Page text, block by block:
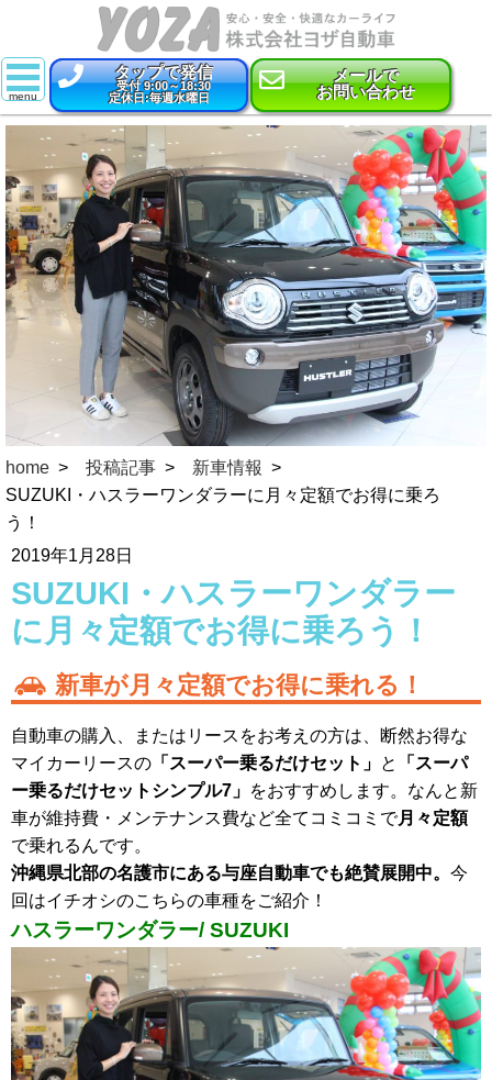
タップで発信
受付 9:00～18:30
定休日:毎週水曜日
メールで
お問い合わせ
スーパー乗るだけセット
新車
特選中古車
車検
点検・整備
鈑金・塗装
コーティング
保険
home 投稿記事
新車情報
SUZUKI・ハスラーワンダラーに月々定額でお得に乗ろ
う！
2019年1月28日
SUZUKI・ハスラーワンダラー
に月々定額でお得に乗ろう！
新車が月々定額でお得に乗れる！
自動車の購入、またはリースをお考えの方は、断然お得な
マイカーリースの 「スーパー乗るだけセット」 と
「スーパ
ー乗るだけセットシンプル7」 をおすすめします。なんと新
車が維持費・メンテナンス費など全てコミコミで月々定額
で乗れるんです。
沖縄県北部の名護市にある与座自動車でも絶賛展開中。 今
回はイチオシのこちらの車種をご紹介！
ハスラーワンダラー/ SUZUKI